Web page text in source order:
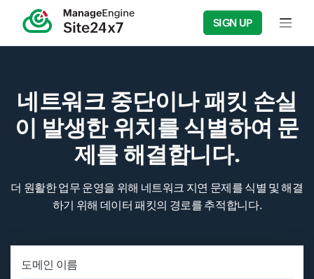
SIGN UP Input
네트워크 중단이나 패킷 손실
이 발생한 위치를 식별하여 문
제를 해결합니다.
더 원활한 업무 운영을 위해 네트워크 지연 문제를 식별 및 해결
하기 위해 데이터 패킷의 경로를 추적합니다.
Input field
Input field
Input field
도메인 이름